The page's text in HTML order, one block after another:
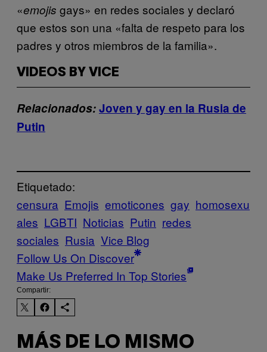
«emojis gays» en redes sociales y declaró
que estos son una «falta de respeto para los
padres y otros miembros de la familia».
VIDEOS BY VICE
Relacionados:Joven y gay en la Rusia de
Putin
Etiquetado:
censura Emojis emoticones gay homosexu
ales LGBTI Noticias Putin redes
sociales Rusia Vice Blog
Follow Us On Discover
Make Us Preferred In Top Stories
Compartir:
MÁS DE LO MISMO